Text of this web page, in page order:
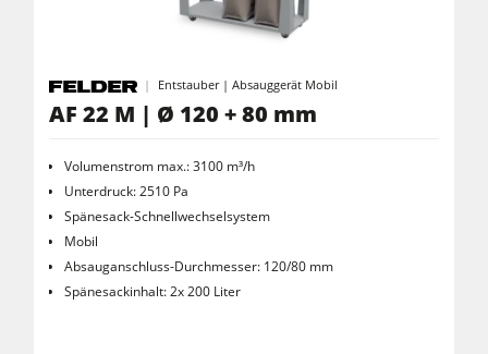
Entstauber | Absauggerät Mobil
AF 22 M | Ø 120 + 80 mm
Volumenstrom max.: 3100 m³/h
Unterdruck: 2510 Pa
Spänesack-Schnellwechselsystem
Mobil
Absauganschluss-Durchmesser: 120/80 mm
Spänesackinhalt: 2x 200 Liter